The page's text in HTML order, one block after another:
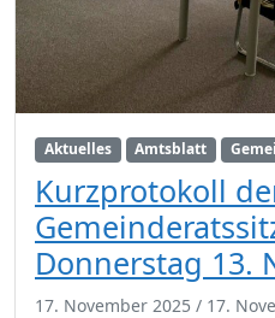
Aktuelles Amtsblatt
Kurzprotokoll
Donnerstag 13.
17. November 2025 / 17.